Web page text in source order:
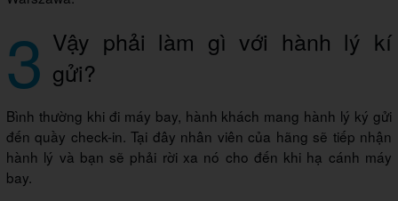
3 Vậy phải làm gì với hành lý kí
gửi?
Bình thường khi đi máy bay, hành khách mang hành lý ký gửi
đến quầy check-in. Tại đây nhân viên của hãng sẽ tiếp nhận
hành lý và bạn sẽ phải rời xa nó cho đến khi hạ cánh máy
bay.